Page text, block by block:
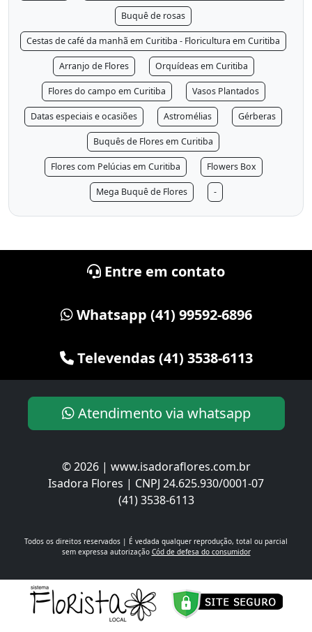
Buquê de rosas
Cestas de café da manhã em Curitiba - Floricultura em Curitiba
Arranjo de Flores Orquídeas em Curitiba
Flores do campo em Curitiba Vasos Plantados
Datas especiais e ocasiões Astromélias Gérberas
Buquês de Flores em Curitiba
Flores com Pelúcias em Curitiba Flowers Box
Mega Buquê de Flores -
Entre em contato
Whatsapp (41) 99592-6896
Televendas (41) 3538-6113
Atendimento via whatsapp
© 2026 | www.isadoraflores.com.br
Isadora Flores | CNPJ 24.625.930/0001-07
(41) 3538-6113
Todos os direitos reservados | É vedada qualquer reprodução, total ou parcial
sem expressa autorização Cód de defesa do consumidor